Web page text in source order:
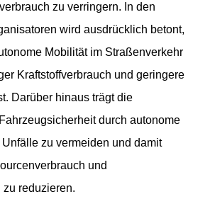
zu verringern. In den
wird ausdrücklich betont,
Mobilität im Straßenverkehr
Kraftstoffverbrauch und geringere
Darüber hinaus trägt die
durch autonome
zu vermeiden und damit
und
reduzieren.